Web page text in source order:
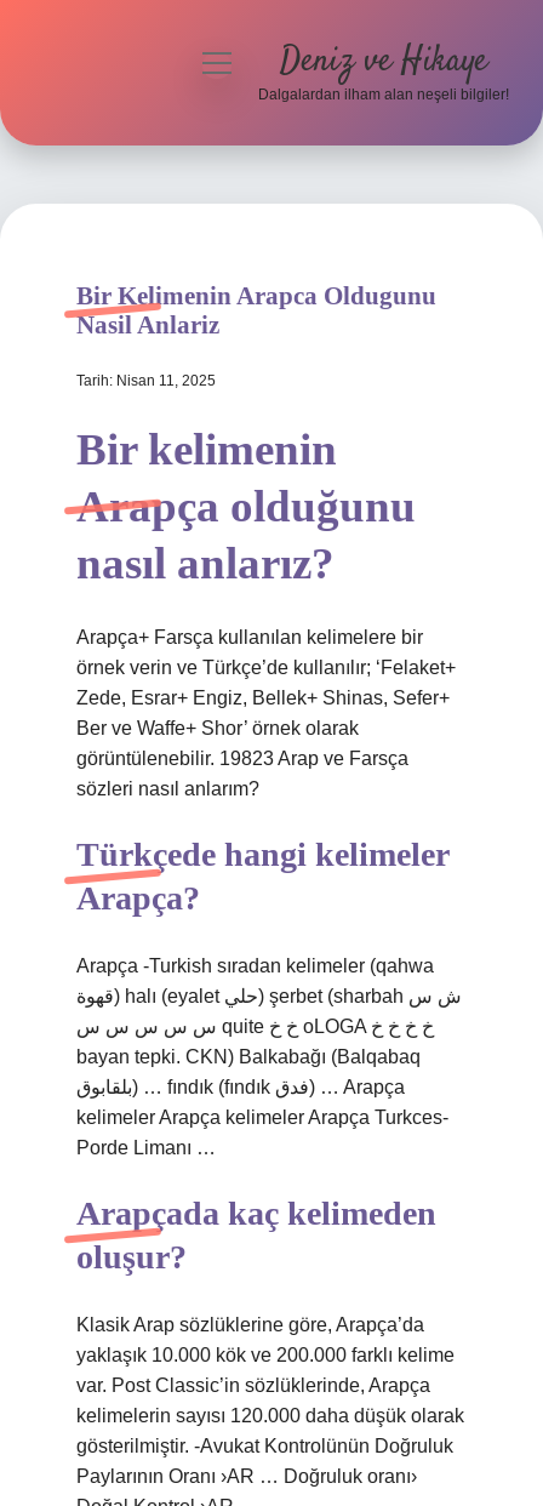
Hakkımızda
menüyü
Deniz ve Hikaye
Dalgalardan ilham alan neşeli bilgiler!
Bir Kelimenin Arapca Oldugunu
Nasil Anlariz
Tarih: Nisan 11, 2025
Bir kelimenin
Arapça olduğunu
nasıl anlarız?
Arapça+ Farsça kullanılan kelimelere bir
örnek verin ve Türkçe’de kullanılır; ‘Felaket+
Zede, Esrar+ Engiz, Bellek+ Shinas, Sefer+
Ber ve Waffe+ Shor’ örnek olarak
görüntülenebilir. 19823 Arap ve Farsça
sözleri nasıl anlarım?
Türkçede hangi kelimeler
Arapça?
Arapça -Turkish sıradan kelimeler (qahwa
قهوة) halı (eyalet حلي) şerbet (sharbah ش س
س س س س س quite خ خ oLOGA خ خ خ خ
bayan tepki. CKN) Balkabağı (Balqabaq
بلقابوق) … fındık (fındık فدق) … Arapça
kelimeler Arapça kelimeler Arapça Turkces-
Porde Limanı …
Arapçada kaç kelimeden
oluşur?
Klasik Arap sözlüklerine göre, Arapça’da
yaklaşık 10.000 kök ve 200.000 farklı kelime
var. Post Classic’in sözlüklerinde, Arapça
kelimelerin sayısı 120.000 daha düşük olarak
gösterilmiştir. -Avukat Kontrolünün Doğruluk
Paylarının Oranı ›AR … Doğruluk oranı›